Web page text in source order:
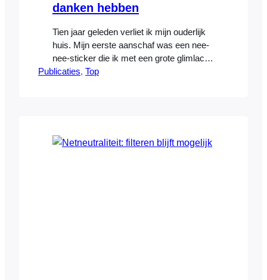
danken hebben
Tien jaar geleden verliet ik mijn ouderlijk
huis. Mijn eerste aanschaf was een nee-
nee-sticker die ik met een grote glimlach
op mijn brievenbus plakte. Wat is dat toch
commerciële boodschappen ik…
Publicaties, Top